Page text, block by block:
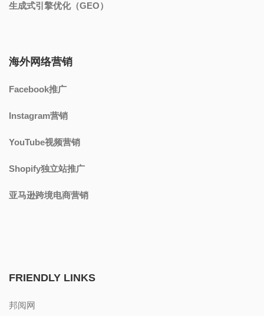
生成式引擎优化（GEO）
海外网络营销
Facebook推广
Instagram营销
YouTube视频营销
Shopify独立站推广
亚马逊跨境电商营销
FRIENDLY LINKS
邦阅网